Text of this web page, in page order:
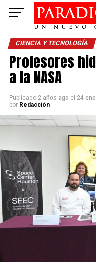
CIENCIA Y TECNOLOGÍA
Profesores
a la NASA
Publicado 2 años ago el 24
por Redacción